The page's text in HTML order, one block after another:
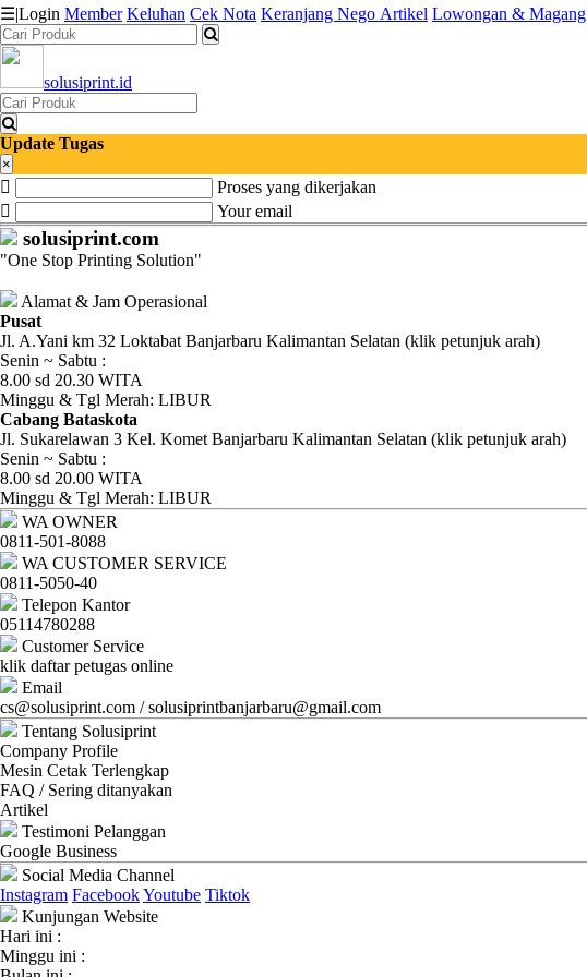
Katalog
Produk
Petugas
Riwayat
Transaksi
Tagihan
Berjalan
Pembayaran
Pendapatan
Fee
Ganti
Password
Logout
☰|Login Member Keluhan Cek Nota Keranjang Nego Artikel Lowongan & Magang
solusiprint.id
Update Tugas
×
Proses yang dikerjakan
Your email
solusiprint.com
"One Stop Printing Solution"
Alamat & Jam Operasional
Pusat
Jl. A.Yani km 32 Loktabat Banjarbaru Kalimantan Selatan (klik petunjuk arah)
Senin ~ Sabtu :
8.00 sd 20.30 WITA
Minggu & Tgl Merah: LIBUR
Cabang Bataskota
Jl. Sukarelawan 3 Kel. Komet Banjarbaru Kalimantan Selatan (klik petunjuk arah)
Senin ~ Sabtu :
8.00 sd 20.00 WITA
Minggu & Tgl Merah: LIBUR
WA OWNER
0811-501-8088
WA CUSTOMER SERVICE
0811-5050-40
Telepon Kantor
05114780288
Customer Service
klik daftar petugas online
Email
cs@solusiprint.com / solusiprintbanjarbaru@gmail.com
Tentang Solusiprint
Company Profile
Mesin Cetak Terlengkap
FAQ / Sering ditanyakan
Artikel
Testimoni Pelanggan
Google Business
Social Media Channel
Instagram FacebookYoutube Tiktok
Kunjungan Website
Hari ini :
Minggu ini :